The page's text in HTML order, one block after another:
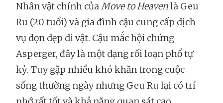
Nhân vật chính củaMove to Heavenlà Geu
Ru (20 tuổi) và gia đình cậu cung cấp dịch
vụ dọn dẹp di vật. Cậu mắc hội chứng
Asperger, đây là một dạng rối loạn phổ tự
kỷ. Tuy gặp nhiều khó khăn trong cuộc
sống thường ngày nhưng Geu Ru lại có trí